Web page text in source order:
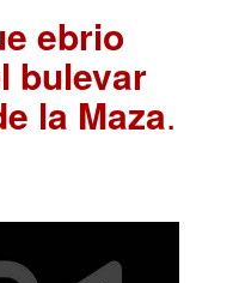
ebrio
bulevar
la Maza.